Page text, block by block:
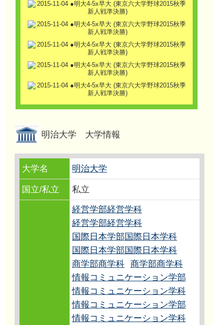
明治大学 大学情報
大学名 明治大学
国立/私立 私立
経営学部経営学科
経営学部経営学科
国際日本学部国際日本学科
国際日本学部国際日本学科
商学部商学科 商学部商学科
情報コミュニケーション学部
情報コミュニケーション学科
情報コミュニケーション学部
情報コミュニケーション学科